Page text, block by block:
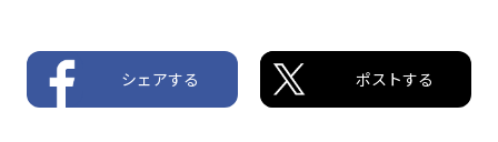
シェアする ポストする